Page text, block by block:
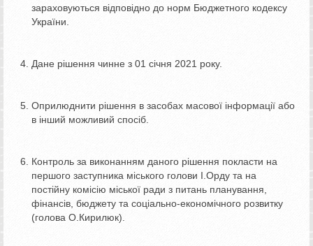
зараховуються відповідно до норм Бюджетного кодексу
України.
Дане рішення чинне з 01 січня 2021 року.
Оприлюднити рішення в засобах масової інформації або
в інший можливий спосіб.
Контроль за виконанням даного рішення покласти на
першого заступника міського голови І.Орду та на
постійну комісію міської ради з питань планування,
фінансів, бюджету та соціально-економічного розвитку
(голова О.Кирилюк).